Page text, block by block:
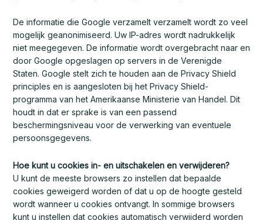
De informatie die Google verzamelt verzamelt wordt zo veel
mogelijk geanonimiseerd. Uw IP-adres wordt nadrukkelijk
niet meegegeven. De informatie wordt overgebracht naar en
door Google opgeslagen op servers in de Verenigde
Staten. Google stelt zich te houden aan de Privacy Shield
principles en is aangesloten bij het Privacy Shield-
programma van het Amerikaanse Ministerie van Handel. Dit
houdt in dat er sprake is van een passend
beschermingsniveau voor de verwerking van eventuele
persoonsgegevens.
Hoe kunt u cookies in- en uitschakelen en verwijderen?
U kunt de meeste browsers zo instellen dat bepaalde
cookies geweigerd worden of dat u op de hoogte gesteld
wordt wanneer u cookies ontvangt. In sommige browsers
kunt u instellen dat cookies automatisch verwijderd worden